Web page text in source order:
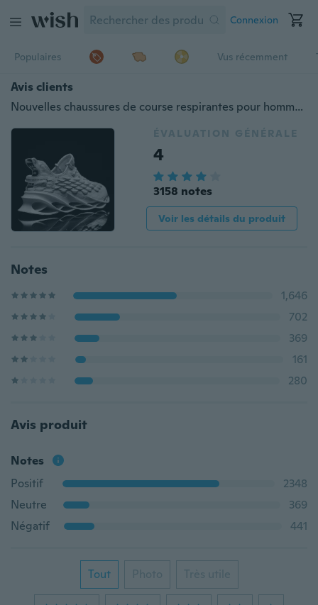
Connexion
Populaires Vus récemment
Avis clients
Nouvelles chaussures de course respirantes pour hommes Baskets confortables Chaussures de mode Chaussures de sport Chaussures de jogging Chaussures de marche
ÉVALUATION GÉNÉRALE
4
3158 notes
Voir les détails du produit
Notes
1,646
702
369
161
280
Avis produit
Notes
Positif
2348
Neutre
369
Négatif
441
Tout Photo Très utile